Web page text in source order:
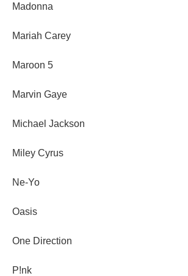
Madonna
Mariah Carey
Maroon 5
Marvin Gaye
Michael Jackson
Miley Cyrus
Ne-Yo
Oasis
One Direction
P!nk